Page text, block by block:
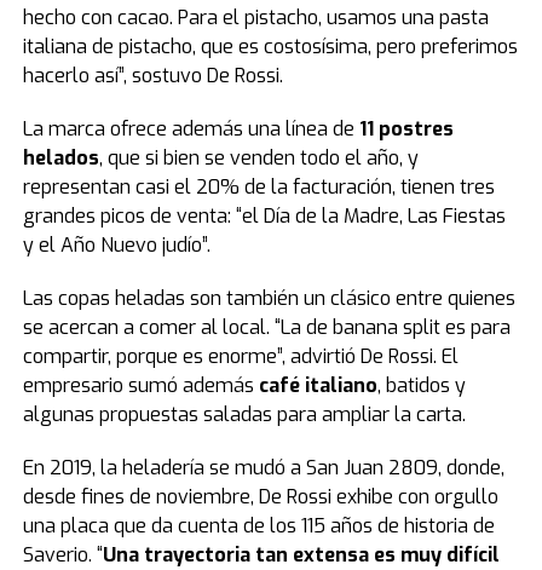
hecho con cacao. Para el pistacho, usamos una pasta
italiana de pistacho, que es costosísima, pero preferimos
hacerlo así”, sostuvo De Rossi.
La marca ofrece además una línea de 11 postres
helados, que si bien se venden todo el año, y
representan casi el 20% de la facturación, tienen tres
grandes picos de venta: “el Día de la Madre, Las Fiestas
y el Año Nuevo judío”.
Las copas heladas son también un clásico entre quienes
se acercan a comer al local. “La de banana split es para
compartir, porque es enorme”, advirtió De Rossi. El
empresario sumó además café italiano, batidos y
algunas propuestas saladas para ampliar la carta.
En 2019, la heladería se mudó a San Juan 2809, donde,
desde fines de noviembre, De Rossi exhibe con orgullo
una placa que da cuenta de los 115 años de historia de
Saverio. “Una trayectoria tan extensa es muy difícil